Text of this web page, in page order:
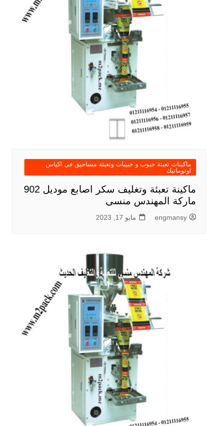
ماكينات تعبئة حبوب و حبيبات وتعبئة مساحيق في اكياس
اوتوماتيك
ماكينة تعبئة وتغليف سكر اصابع موديل 902
ماركة المهندس منسى
engmansy مايو 17, 2023